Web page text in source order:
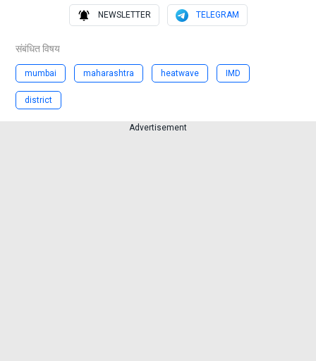
NEWSLETTER TELEGRAM
संबंधित विषय
mumbai maharashtra heatwave IMD
district
Advertisement